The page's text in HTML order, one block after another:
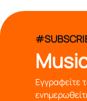
Εγγραφείτε